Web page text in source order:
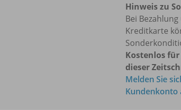
Hinweis zu
Bei
Kreditkarte
Kostenlos
dieser
Melden Sie
Kundenkonto